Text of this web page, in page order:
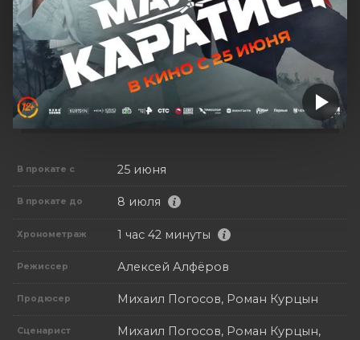
В прокате с 25 июня
В прокате до 8 июля
Хронометраж 1 час 42 минуты
Режиссер Алексей Алфёров
Продюсер Михаил Погосов, Роман Курцын
Сценарист
Михаил Погосов, Роман Курцын,